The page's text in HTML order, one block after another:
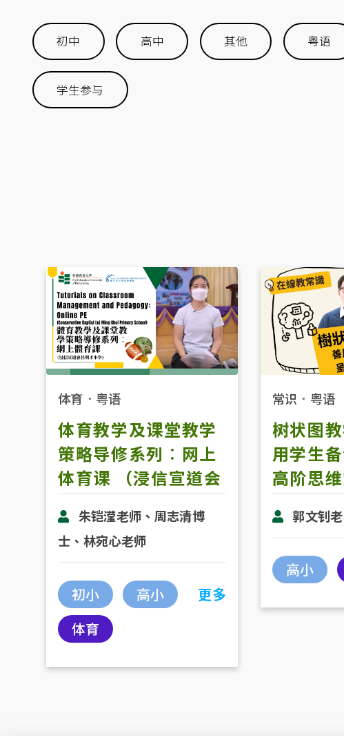
初中 高中 其他 粤语
学生参与
体育 ． 粤语
体育教学及课堂教学
策略导修系列︰网上
体育课 （浸信宣道会
朱铠滢老师、周志清博
士、林宛心老师
初小
高小
体育
更多
常识 ． 粤语
树状图
用学生
高阶思
郭文钊
高小